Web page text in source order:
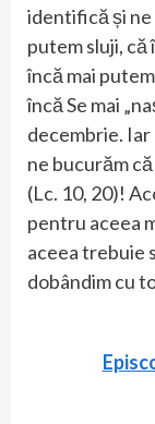
identifică și ne
putem sluji, că
încă mai
încă Se mai
decembrie. Iar
ne bucurăm că
(Lc. 10, 20)!
pentru aceea
aceea trebuie
dobândim cu